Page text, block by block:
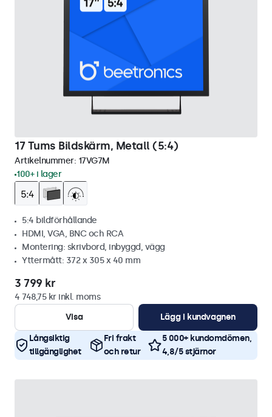
17 Tums Bildskärm, Metall (5:4)
Artikelnummer: 17VG7M
100+ i lager
5:4 bildförhållande
HDMI, VGA, BNC och RCA
Montering: skrivbord, inbyggd, vägg
Yttermått: 372 x 305 x 40 mm
3 799 kr
4 748,75 kr inkl. moms
Visa
Lägg i kundvagnen
Långsiktig
tillgänglighet
Fri frakt
och retur
5 000+ kundomdömen,
4,8/5 stjärnor